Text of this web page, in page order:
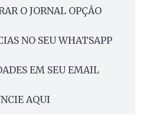
O JORNAL OPÇÃO
NO SEU WHATSAPP
EM SEU EMAIL
AQUI